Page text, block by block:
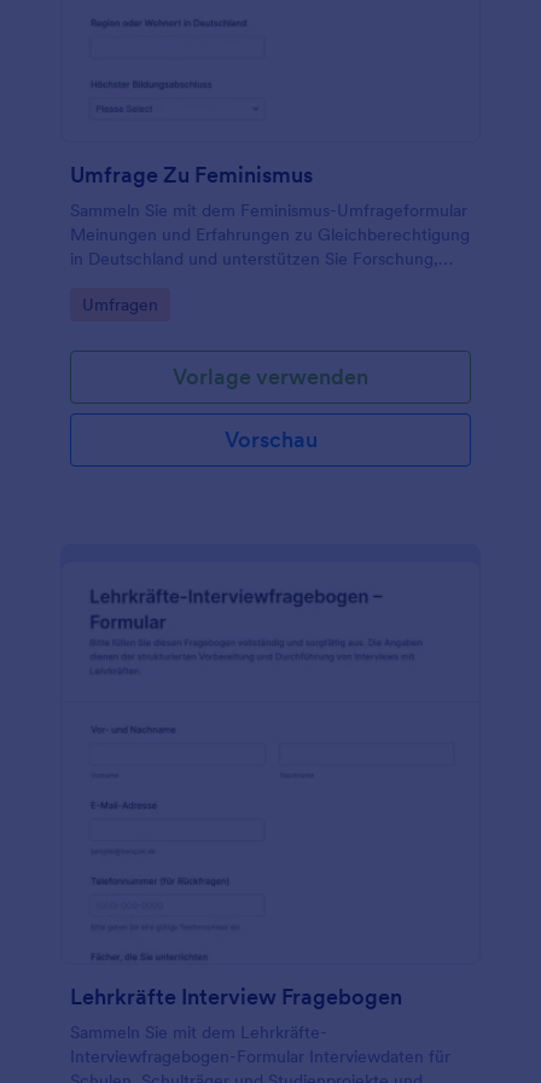
Umfrage Zu Feminismus
Sammeln Sie mit dem Feminismus-Umfrageformular
Meinungen und Erfahrungen zu Gleichberechtigung
in Deutschland und unterstützen Sie Forschung,
Datenerhebung in Jotform.
Go to Category:
Umfragen
Vorlage verwenden
Vorschau
Lehrkräfte Interview Fragebogen
Sammeln Sie mit dem Lehrkräfte-
Interviewfragebogen-Formular Interviewdaten für